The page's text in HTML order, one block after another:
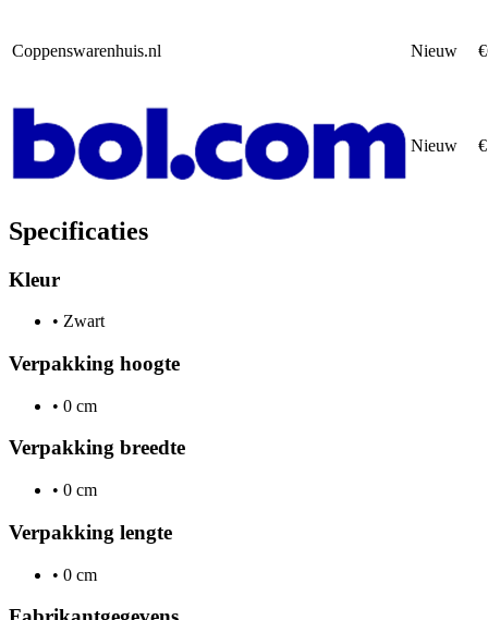
Coppenswarenhuis.nl Nieuw
Nieuw
Specificaties
Kleur
• Zwart
Verpakking hoogte
• 0 cm
Verpakking breedte
• 0 cm
Verpakking lengte
• 0 cm